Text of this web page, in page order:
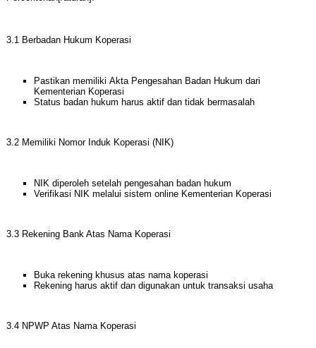
3.1 Berbadan Hukum Koperasi
Pastikan memiliki Akta Pengesahan Badan Hukum dari
Kementerian Koperasi
Status badan hukum harus aktif dan tidak bermasalah
3.2 Memiliki Nomor Induk Koperasi (NIK)
NIK diperoleh setelah pengesahan badan hukum
Verifikasi NIK melalui sistem online Kementerian Koperasi
3.3 Rekening Bank Atas Nama Koperasi
Buka rekening khusus atas nama koperasi
Rekening harus aktif dan digunakan untuk transaksi usaha
3.4 NPWP Atas Nama Koperasi